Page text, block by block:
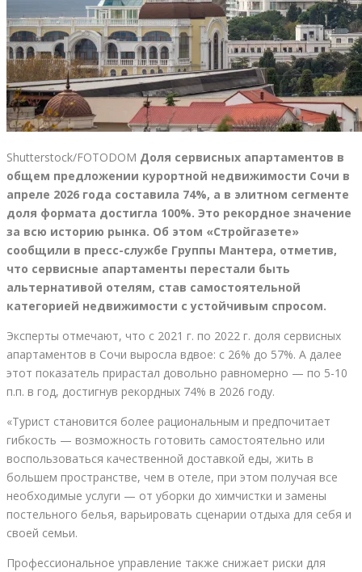
Shutterstock/FOTODOM Доля сервисных апартаментов в
общем предложении курортной недвижимости Сочи в
апреле 2026 года составила 74%, а в элитном сегменте
доля формата достигла 100%. Это рекордное значение
за всю историю рынка. Об этом «Стройгазете»
сообщили в пресс-службе Группы Мантера, отметив,
что сервисные апартаменты перестали быть
альтернативой отелям, став самостоятельной
категорией недвижимости с устойчивым спросом.
Эксперты отмечают, что с 2021 г. по 2022 г. доля сервисных
апартаментов в Сочи выросла вдвое: с 26% до 57%. А далее
этот показатель прирастал довольно равномерно — по 5-10
п.п. в год, достигнув рекордных 74% в 2026 году.
«Турист становится более рациональным и предпочитает
гибкость — возможность готовить самостоятельно или
воспользоваться качественной доставкой еды, жить в
большем пространстве, чем в отеле, при этом получая все
необходимые услуги — от уборки до химчистки и замены
постельного белья, варьировать сценарии отдыха для себя и
своей семьи.
Профессиональное управление также снижает риски для